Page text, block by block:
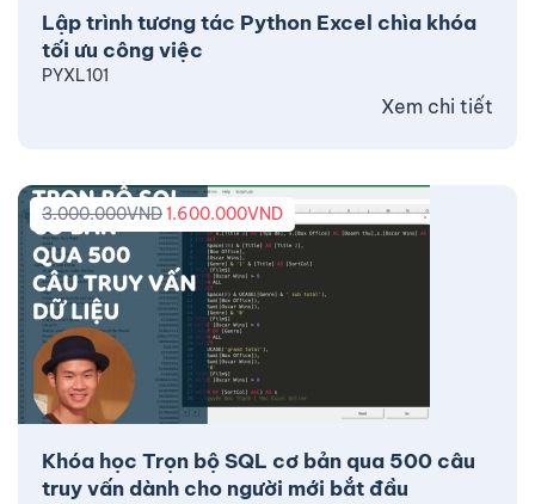
Lập trình tương tác Python Excel chìa khóa
tối ưu công việc
PYXL101
Xem chi tiết
Khóa học Trọn bộ SQL cơ bản qua 500 câu
truy vấn dành cho người mới bắt đầu
3.000.000VND1.600.000VND